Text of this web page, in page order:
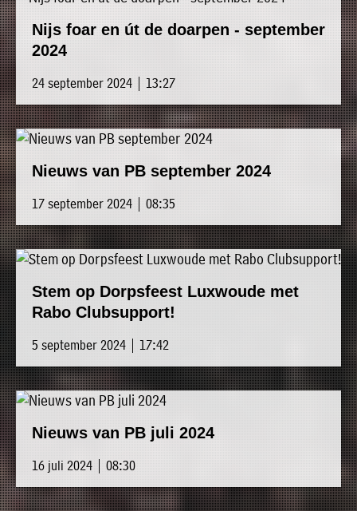
Nijs foar en út de doarpen - september
2024
24 september 2024 | 13:27
Nieuws van PB september 2024
17 september 2024 | 08:35
Stem op Dorpsfeest Luxwoude met
Rabo Clubsupport!
5 september 2024 | 17:42
Nieuws van PB juli 2024
16 juli 2024 | 08:30